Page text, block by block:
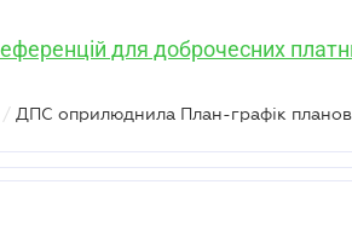
для доброчесних
/